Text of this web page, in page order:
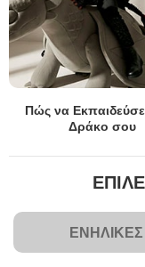
Πώς να
Δράκο σου
ΕΝΉΛΙΚΕΣ